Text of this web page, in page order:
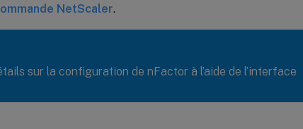
NetScaler.
sur la configuration de nFactor à l’aide de l’interface